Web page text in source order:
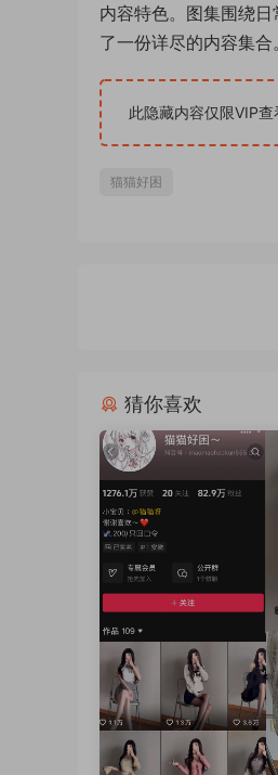
内容特色。图集围绕
了一份详尽的内容集合。
此隐藏内容仅限VIP查
猫猫好困
猜你喜欢